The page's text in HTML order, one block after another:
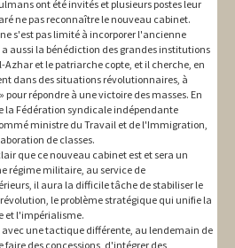
ont été invités et plusieurs postes leur
ne pas reconnaître le nouveau cabinet.
s'est pas limité à incorporer l'ancienne
a aussi la bénédiction des grandes institutions
et le patriarche copte, et il cherche, en
dans des situations révolutionnaires, à
répondre à une victoire des masses. En
la Fédération syndicale indépendante
ministre du Travail et de l'Immigration,
de classes.
que ce nouveau cabinet est et sera un
régime militaire, au service de
il aura la difficile tâche de stabiliser le
le problème stratégique qui unifie la
et l'impérialisme.
une tactique différente, au lendemain de
faire des concessions, d'intégrer des